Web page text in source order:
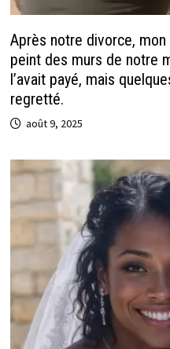
Après notre divorce,
peint des murs de notre
l’avait payé, mais
regretté.
août 9, 2025